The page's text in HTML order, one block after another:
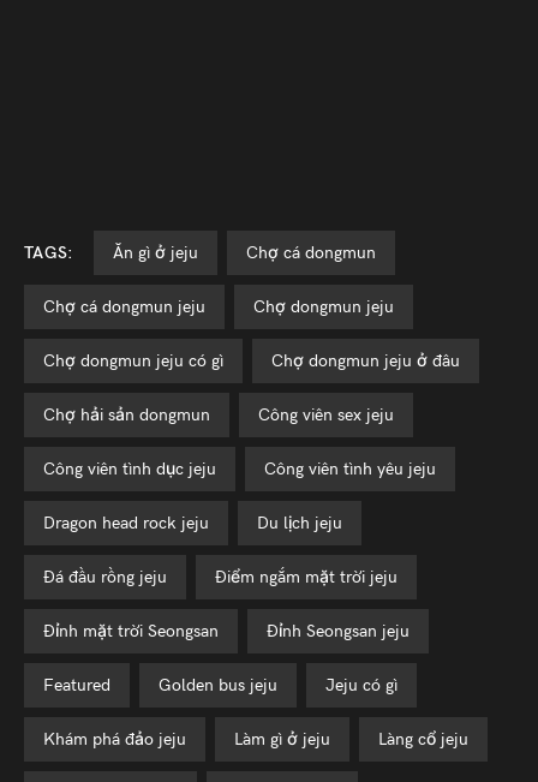
TAGS: ăn gì ở jeju chợ cá dongmun
chợ cá dongmun jeju chợ dongmun jeju
chợ dongmun jeju có gì chợ dongmun jeju ở đâu
chợ hải sản dongmun công viên sex jeju
công viên tình dục jeju công viên tình yêu jeju
dragon head rock jeju du lịch jeju
đá đầu rồng jeju điểm ngắm mặt trời jeju
đỉnh mặt trời Seongsan đỉnh Seongsan jeju
featured golden bus jeju jeju có gì
khám phá đảo jeju làm gì ở jeju làng cổ jeju